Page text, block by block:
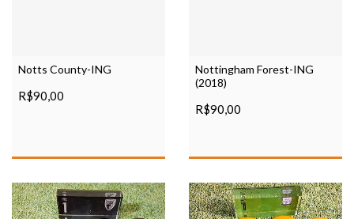
Notts County-ING
R$90,00
Nottingham Forest-ING
(2018)
R$90,00